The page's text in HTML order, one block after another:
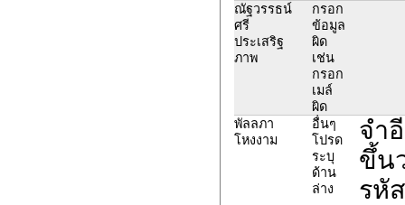
ณัฐวรรธน์
ศรี
ประเสริฐ
ภาพ
กรอก
ข้อมูล
ผิด
เช่น
กรอก
เมล์
ผิด
พัลลภา
โหงงาม
อื่นๆ
โปรด
ระบุ
ด้าน
ล่าง
จำ
ขึ้น
รหั